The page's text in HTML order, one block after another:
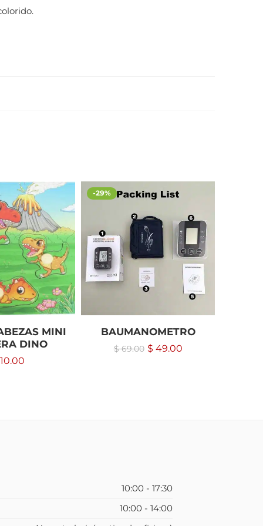
MINI
DINO
-29%
BAUMANOMETRO
$69.00 $ 49.00
10:00 - 17:30
10:00 - 14:00